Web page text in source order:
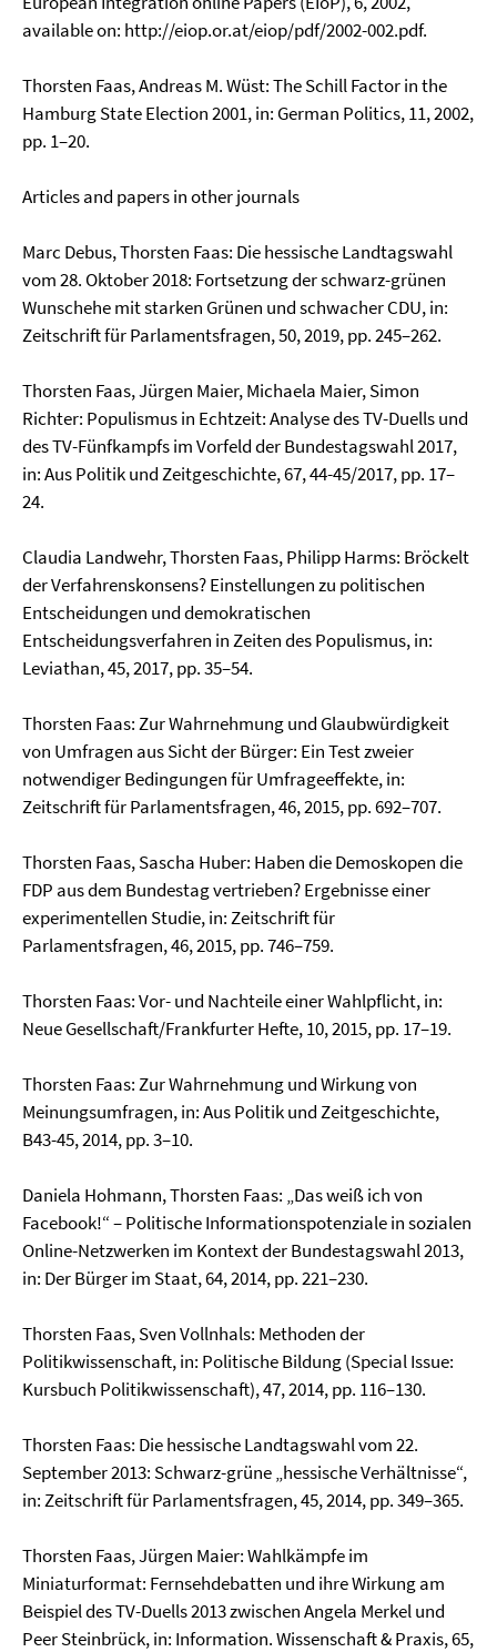
available on: http://eiop.or.at/eiop/pdf/2002-002.pdf.
Thorsten Faas, Andreas M. Wüst: The Schill Factor in the
Hamburg State Election 2001, in: German Politics, 11, 2002,
pp. 1–20.
Articles and papers in other journals
Marc Debus, Thorsten Faas: Die hessische Landtagswahl
vom 28. Oktober 2018: Fortsetzung der schwarz-grünen
Wunschehe mit starken Grünen und schwacher CDU, in:
Zeitschrift für Parlamentsfragen, 50, 2019, pp. 245–262.
Thorsten Faas, Jürgen Maier, Michaela Maier, Simon
Richter: Populismus in Echtzeit: Analyse des TV-Duells und
des TV-Fünfkampfs im Vorfeld der Bundestagswahl 2017,
in: Aus Politik und Zeitgeschichte, 67, 44-45/2017, pp. 17–
24.
Claudia Landwehr, Thorsten Faas, Philipp Harms: Bröckelt
der Verfahrenskonsens? Einstellungen zu politischen
Entscheidungen und demokratischen
Entscheidungsverfahren in Zeiten des Populismus, in:
Leviathan, 45, 2017, pp. 35–54.
Thorsten Faas: Zur Wahrnehmung und Glaubwürdigkeit
von Umfragen aus Sicht der Bürger: Ein Test zweier
notwendiger Bedingungen für Umfrageeffekte, in:
Zeitschrift für Parlaments­fragen, 46, 2015, pp. 692–707.
Thorsten Faas, Sascha Huber: Haben die Demoskopen die
FDP aus dem Bundestag vertrieben? Ergebnisse einer
experimentellen Studie, in: Zeitschrift für
Parlamentsfragen, 46, 2015, pp. 746–759.
Thorsten Faas: Vor- und Nachteile einer Wahlpflicht, in:
Neue Gesellschaft/Frankfurter Hefte, 10, 2015, pp. 17–19.
Thorsten Faas: Zur Wahrnehmung und Wirkung von
Meinungsumfragen, in: Aus Politik und Zeitge­schichte,
B43-45, 2014, pp. 3–10.
Daniela Hohmann, Thorsten Faas: „Das weiß ich von
Facebook!“ – Politische Informationspoten­ziale in sozialen
Online-Netzwerken im Kontext der Bundestagswahl 2013,
in: Der Bürger im Staat, 64, 2014, pp. 221–230.
Thorsten Faas, Sven Vollnhals: Methoden der
Politikwissenschaft, in: Politische Bildung (Special Issue:
Kursbuch Politikwissenschaft), 47, 2014, pp. 116–130.
Thorsten Faas: Die hessische Landtagswahl vom 22.
September 2013: Schwarz-grüne „hessische Verhältnisse“,
in: Zeitschrift für Parlamentsfragen, 45, 2014, pp. 349–365.
Thorsten Faas, Jürgen Maier: Wahlkämpfe im
Miniaturformat: Fernsehdebatten und ihre Wirkung am
Beispiel des TV-Duells 2013 zwischen Angela Merkel und
Peer Steinbrück, in: Informa­tion. Wissenschaft & Praxis, 65,